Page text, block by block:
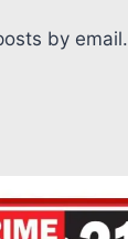
by email.